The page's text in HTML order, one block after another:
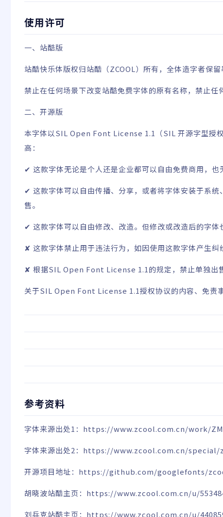
使用许可
一、站酷版
站酷快乐体版权归站酷（ZCOOL）所有，全体造字者保
禁止在任何场景下改变站酷免费字体的原有名称，禁止任
二、开源版
本字体以SIL Open Font License 1.1
（SIL 开源字型授
高：
✔ 这款字体无论是个人还是企业都可以自由免费商用，也
✔ 这款字体可以自由传播、分享，或者将字体安装于系
售。
✔ 这款字体可以自由修改、改造。但修改或改造后的字
✘ 这款字体禁止用于违法行为，如因使用这款字体产生纠
✘ 根据SIL Open Font License 1.1的规定，禁止单独出
关于SIL Open Font License 1.1授权协议的内容、免责
参考资料
字体来源出处1： https://www.zcool.com.cn/work/
字体来源出处2： https://www.zcool.com.cn/
开源项目地址： https://github.com/googlefonts/
胡晓波站酷主页： https://www.zcool.com.cn/u/
刘兵克站酷主页： https://www.zcool.com.cn/u/